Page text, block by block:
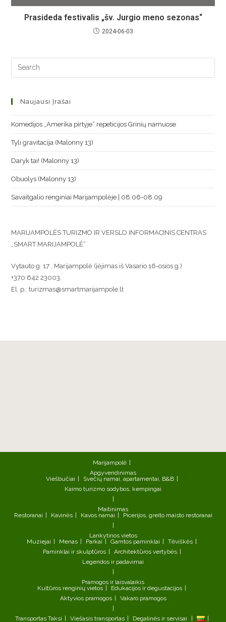
Prasideda festivalis „šv. Jurgio meno sezonas“
2024-06-03
Naujausi Įrašai
Komedijos „Amerika pirtyje“ repeticijos Grinių namuose
Tyli gravitacija (Malonny 13)
Daryk tai! (Malonny 13)
Obuolys (Malonny 13)
Savaitgalio renginiai Marijampolėje | 08.06-08.09
MARIJAMPOLĖS TURIZMO IR VERSLO INFORMACINIS CENTRAS
„SMART MARIJAMPOLĖ“
Vytauto g. 17 , Marijampolė (įėjimas iš Vasario 16-osios g.)
+370 642 23003,
El. p.: turizmas@smartmarijampole.lt
Marijampolė
Apgyvendinimas
Viešbučiai
Svečių namai, apartamentai, B&B
Kaimo turizmo sodybos, kempingai
Maitinimas
Restoranai
Kavinės Kavos namai Picerijos, greito maisto restoranai
Lankytinos vietos
Muziejai
Menas Parkai Gamtos paminklai
Tėviškės
Paminklai ir skulptūros
Architektūros vertybės
Legendos ir padavimai
Pramogos ir laisvalaikis
Kultūros renginių vietos
Edukacijos ir degustacijos
Aktyvios pramogos
Vakaro pramogos
Transportas Taksi Viešasis transportas Degalinės ir servisai